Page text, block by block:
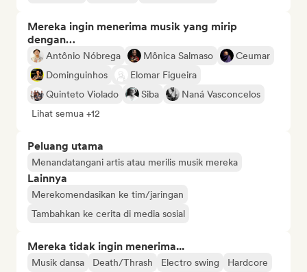
Mereka ingin menerima musik yang mirip
dengan…
Antônio Nóbrega Mônica Salmaso
Ceumar
Dominguinhos
Elomar Figueira
Quinteto Violado
Siba
Naná Vasconcelos
Lihat semua +12
Peluang utama
Menandatangani artis atau merilis musik mereka
Lainnya
Merekomendasikan ke tim/jaringan
Tambahkan ke cerita di media sosial
Mereka tidak ingin menerima...
Musik dansa Death/Thrash Electro swing
Hardcore